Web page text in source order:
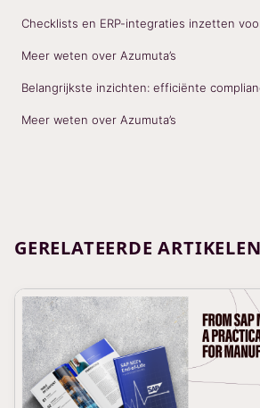
Checklists en ERP-integraties inzetten
Meer weten over Azumuta’s
Belangrijkste inzichten: efficiënte
Meer weten over Azumuta’s
GERELATEERDE ARTIKELEN